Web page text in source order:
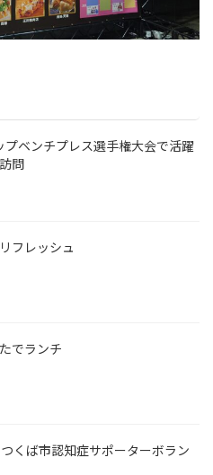
プベンチプレス選手権大会で活躍
問
フレッシュ
でランチ
くば市認知症サポーターボラン